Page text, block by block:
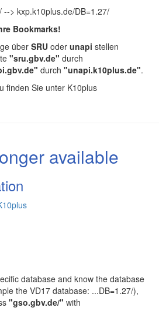
--> kxp.k10plus.de/DB=1.27/
Bookmarks!
über SRU oder unapi stellen
"sru.gbv.de" durch
durch "unapi.k10plus.de".
finden Sie unter K10plus
available
database and know the database
the VD17 database: ...DB=1.27/),
"gso.gbv.de/" with